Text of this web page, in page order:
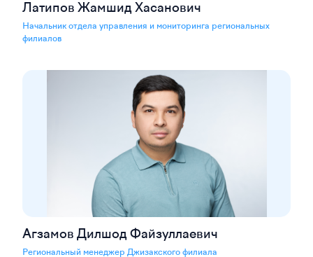
Латипов Жамшид Хасанович
Начальник отдела управления и мониторинга региональных
филиалов
Агзамов Дилшод Файзуллаевич
Региональный менеджер Джизакского филиала